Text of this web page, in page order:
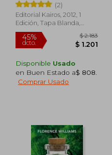
(2)
Editorial Kairos, 2012, 1
Edición, Tapa Blanda,
Nuevo
45%
dcto.
Disponible Usado
en Buen Estado a$ 808
Comprar Usado